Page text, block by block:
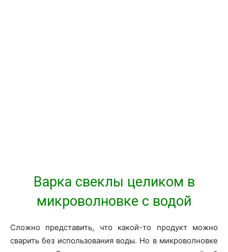
Варка свеклы целиком в
микроволновке с водой
Сложно представить, что какой-то продукт можно
сварить без использования воды. Но в микроволновке